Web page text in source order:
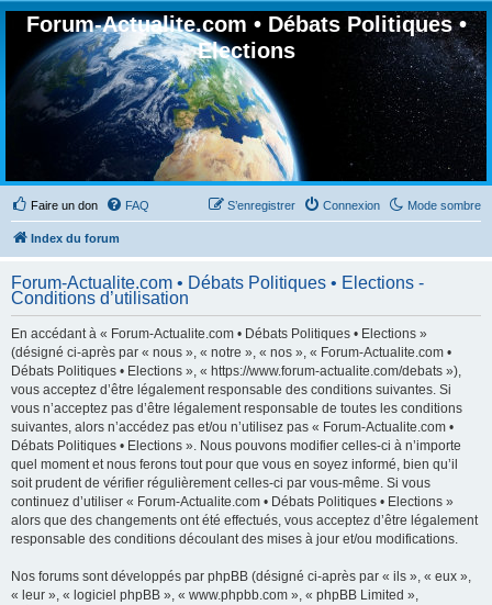
Forum-Actualite.com • Débats Politiques •
Elections
Faire un don Mode sombre
FAQ Connexion
S’enregistrer
Index du forum
Forum-Actualite.com • Débats Politiques • Elections -
Conditions d’utilisation
En accédant à « Forum-Actualite.com • Débats Politiques • Elections »
(désigné ci-après par « nous », « notre », « nos », « Forum-Actualite.com •
Débats Politiques • Elections », « https://www.forum-actualite.com/debats »),
vous acceptez d’être légalement responsable des conditions suivantes. Si
vous n’acceptez pas d’être légalement responsable de toutes les conditions
suivantes, alors n’accédez pas et/ou n’utilisez pas « Forum-Actualite.com •
Débats Politiques • Elections ». Nous pouvons modifier celles-ci à n’importe
quel moment et nous ferons tout pour que vous en soyez informé, bien qu’il
soit prudent de vérifier régulièrement celles-ci par vous-même. Si vous
continuez d’utiliser « Forum-Actualite.com • Débats Politiques • Elections »
alors que des changements ont été effectués, vous acceptez d’être légalement
responsable des conditions découlant des mises à jour et/ou modifications.
Nos forums sont développés par phpBB (désigné ci-après par « ils », « eux »,
« leur », « logiciel phpBB », « www.phpbb.com », « phpBB Limited »,